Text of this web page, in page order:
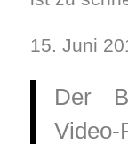
15. Juni
Der